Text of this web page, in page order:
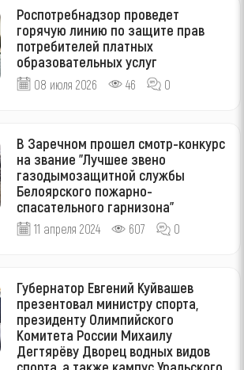
Роспотребнадзор проведет
горячую линию по защите прав
потребителей платных
образовательных услуг
08 июля 2026 46 0
В Заречном прошел смотр-конкурс
на звание "Лучшее звено
газодымозащитной службы
Белоярского пожарно-
спасательного гарнизона"
11 апреля 2024 607 0
Губернатор Евгений Куйвашев
презентовал министру спорта,
президенту Олимпийского
Комитета России Михаилу
Дегтярёву Дворец водных видов